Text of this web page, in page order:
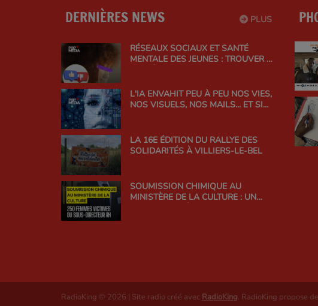
PLUS
DERNIÈRES NEWS
RÉSEAUX SOCIAUX ET SANTÉ
MENTALE DES JEUNES : TROUVER LE
L'IA ENVAHIT PEU À PEU NOS VIES,
NOS VISUELS, NOS MAILS... ET SI
LA 16E ÉDITION DU RALLYE DES
SOLIDARITÉS À VILLIERS-LE-BEL
SOUMISSION CHIMIQUE AU
MINISTÈRE DE LA CULTURE : UN
RadioKing © 2026 | Site radio créé avec RadioKing. RadioKing propose de